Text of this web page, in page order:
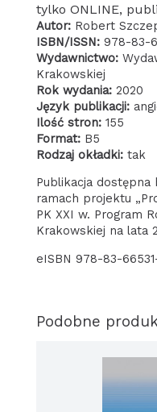
tylko ONLINE,
Autor:Robert
ISBN/ISSN: 978-83-
Wydawnictwo:
Krakowskiej
Rok wydania: 2020
Język publikacji:
Ilość stron: 155
Format: B5
Rodzaj okładki: tak
Publikacja dostępna
ramach projektu
PK XXI w. Program
Krakowskiej na lata
eISBN 978-83-
Podobne